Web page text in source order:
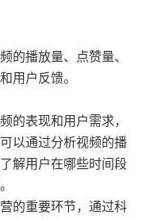
的播放量、点赞量、
用户反馈。
的表现和用户需求，
以通过分析视频的播
解用户在哪些时间段
的重要环节，通过科